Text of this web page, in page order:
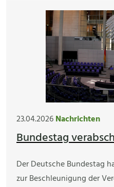
23.04.2026Nachrichten
Bundestag
Der Deutsche Bundestag
zur Beschleunigung der